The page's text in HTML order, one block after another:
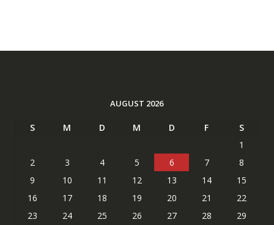
AUGUST 2026
S M D M D F
S
1
2
3 4 5 6 7
8
9
10 11 12 13 14
15
16
17 18 19 20 21
22
23
24 25 26 27 28
29